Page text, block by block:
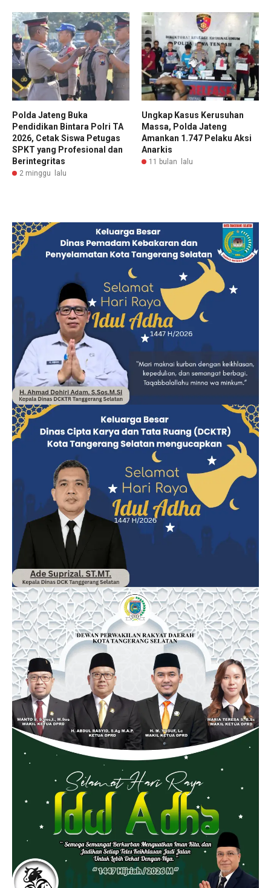
Polda Jateng Buka
Pendidikan Bintara Polri TA
2026, Cetak Siswa Petugas
SPKT yang Profesional dan
Berintegritas
2 minggu lalu
Ungkap Kasus Kerusuhan
Massa, Polda Jateng
Amankan 1.747 Pelaku Aksi
Anarkis
11 bulan lalu